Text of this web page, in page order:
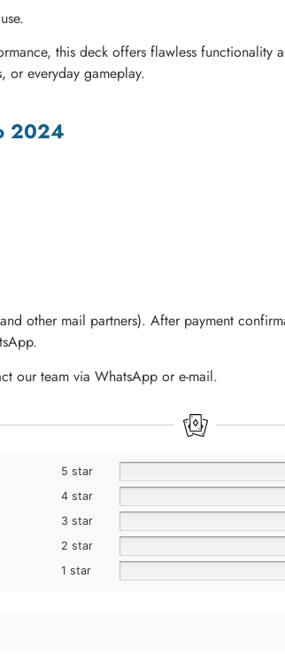
this deck offers flawless functionality
or everyday gameplay.
2024
other mail partners). After payment
our team via WhatsApp or e-mail.
5 star
4 star
3 star
2 star
1 star